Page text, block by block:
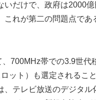
いだけで、政府は2000億
これが第二の問題点であ
700MHz帯での3.9世代
ット）も選定されるこ
、テレビ放送のデジタル